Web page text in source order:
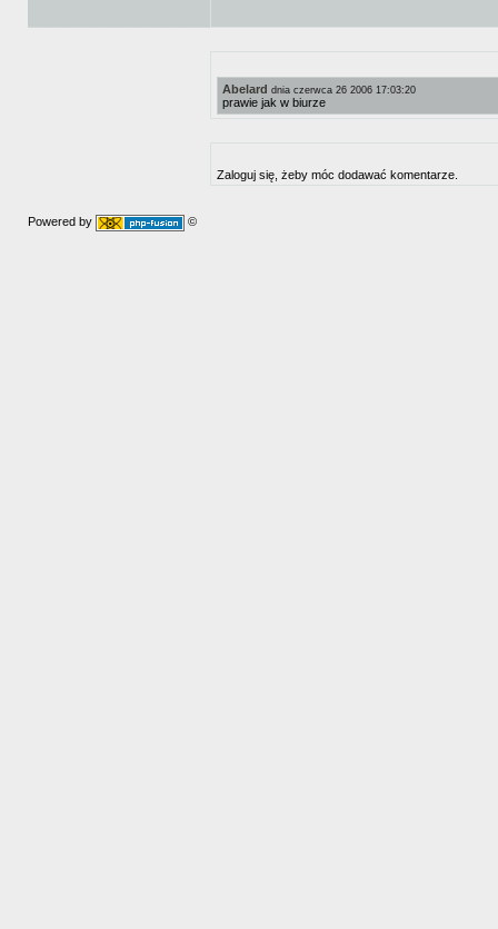
Abelard dnia czerwca 26 2006 17:03:20
prawie jak w biurze
Zaloguj się, żeby móc dodawać komentarze.
Powered by ©